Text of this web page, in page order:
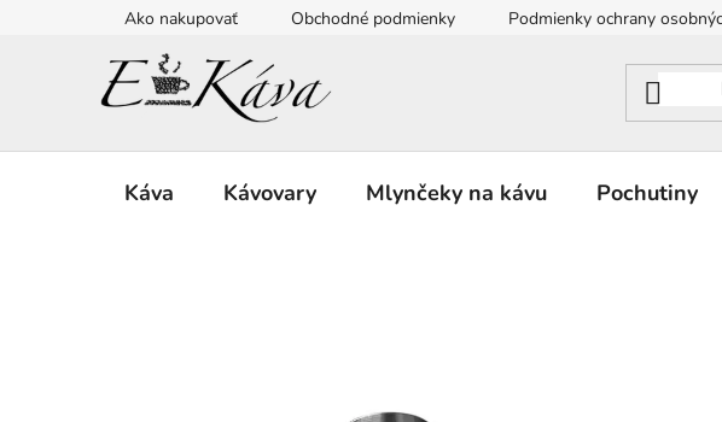
Ako nakupovať Obchodné podmienky Podmienky ochrany
Káva Kávovary Mlynčeky na kávu Pochutiny